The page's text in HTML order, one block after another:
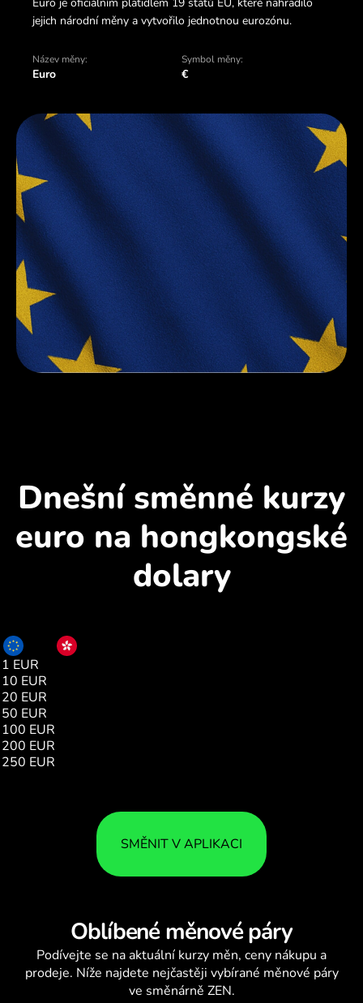
jejich národní měny a vytvořilo jednotnou eurozónu.
Název měny:
Euro
Symbol měny:
€
Dnešní směnné kurzy
euro na hongkongské
dolary
1 EUR
10 EUR
20 EUR
50 EUR
100 EUR
200 EUR
250 EUR
SMĚNIT V APLIKACI
Oblíbené měnové páry
Podívejte se na aktuální kurzy měn, ceny nákupu a
prodeje. Níže najdete nejčastěji vybírané měnové páry
ve směnárně ZEN.